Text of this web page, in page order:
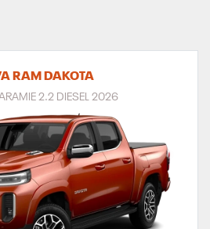
RAM DAKOTA
2.2 DIESEL 2026